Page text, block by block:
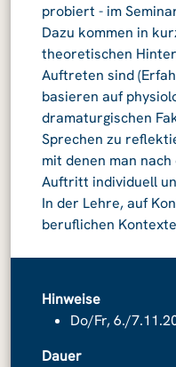
probiert - im
Dazu kommen in
theoretischen
Auftreten sind
basieren auf
dramaturgischen
Sprechen zu
mit denen man
Auftritt individuell
In der Lehre, auf
beruflichen
Hinweise
Do/Fr, 6./
Dauer